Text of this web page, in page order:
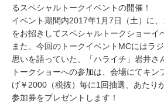
るスペシャルトークイベントの開催！
イベント期間内2017年1月7日（土）に
をお招きしてスペシャルトークショーイ
また、今回のトークイベントMCにはラ
思いを語っていた、「ハライチ」岩井さ
トークショーへの参加は、会場にてキン
げ￥2000（税抜）毎に1回抽選、あたり
参加券をプレゼントします！